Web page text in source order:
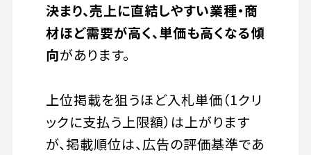
決まり、売上に直結しやすい業種・商
材ほど需要が高く、単価も高くなる傾
向があります。
上位掲載を狙うほど入札単価（1クリ
ックに支払う上限額）は上がります
が、掲載順位は、広告の評価基準であ